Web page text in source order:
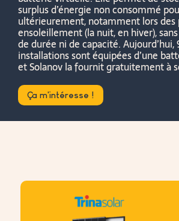
surplus d’énergie non consommé
ultérieurement, notamment lors des
ensoleillement (la nuit, en hiver),
de durée ni de capacité.
installations sont équipées d’une
et Solanov la fournit gratuitement à
Ça m'intéresse !